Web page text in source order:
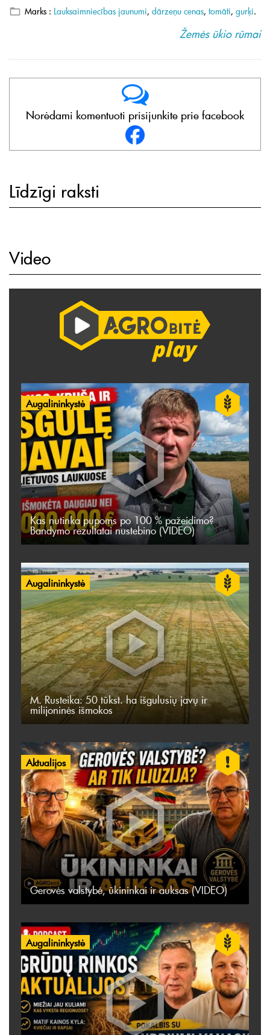
Marks : Lauksaimniecības jaunumi, dārzeņu cenas, tomāti, gurķi.
Žemės ūkio rūmai
Norėdami komentuoti prisijunkite prie facebook
Līdzīgi raksti
Video
Augalininkystė
Kas nutinka pupoms po 100 % pažeidimo?
Bandymo rezultatai nustebino (VIDEO)
Augalininkystė
M. Rusteika: 50 tūkst. ha išgulusių javų ir
milijoninės išmokos
Aktualijos
Gerovės valstybė, ūkininkai ir auksas (VIDEO)
Augalininkystė